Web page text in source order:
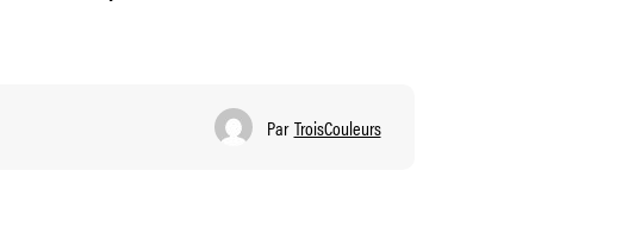
Par TroisCouleurs